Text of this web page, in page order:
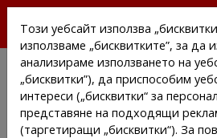
АГЕНЦИИТЕ И
Този уебсайт използва
използваме „бисквитките”, за да
анализираме използването на
„бисквитки”), да приспособим
интереси („бисквитки“ за
представяне на подходящи
(таргетиращи „бисквитки“). За